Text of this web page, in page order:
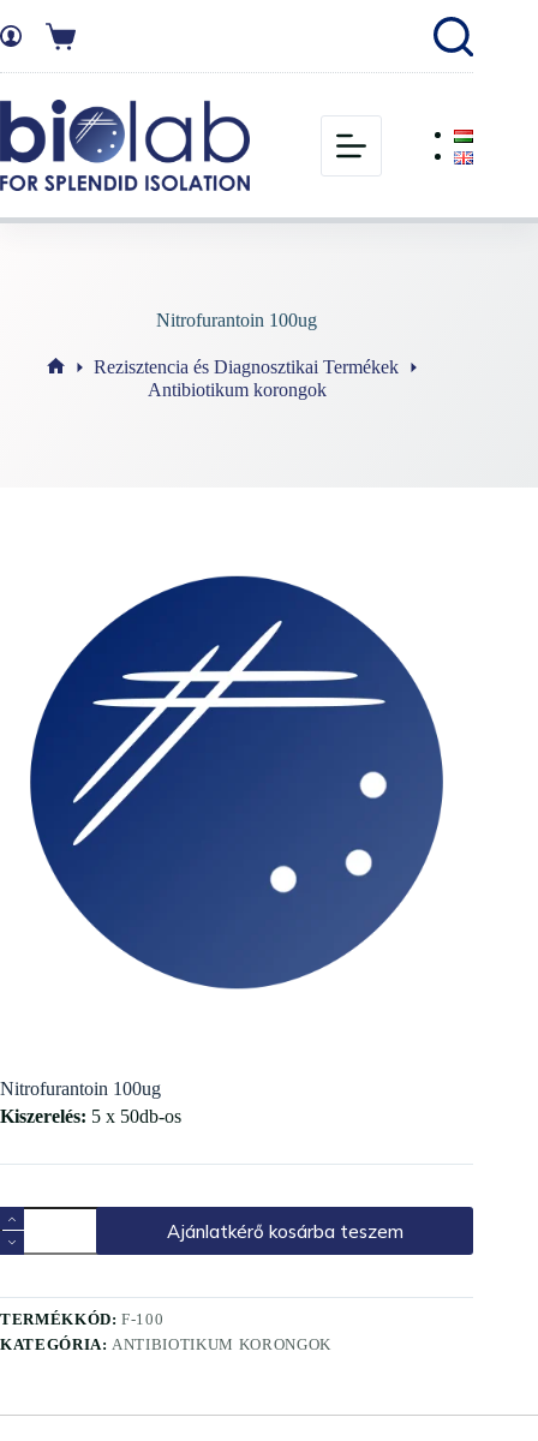
Nitrofurantoin 100ug
Rezisztencia és Diagnosztikai Termékek
Antibiotikum korongok
Nitrofurantoin 100ug
Kiszerelés: 5 x 50db-os
Ajánlatkérő kosárba teszem
TERMÉKKÓD:F-100
KATEGÓRIA:ANTIBIOTIKUM KORONGOK